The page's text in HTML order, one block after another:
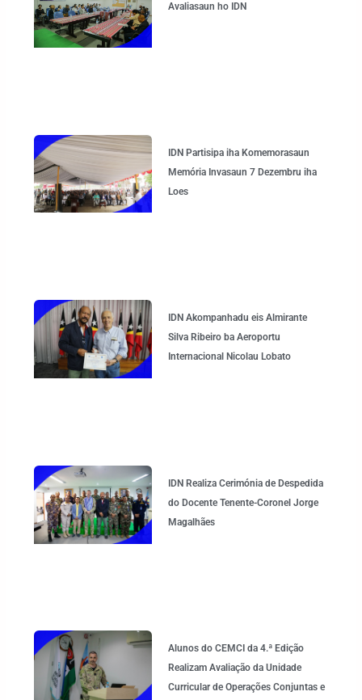
Avaliasaun ho IDN
IDN Partisipa iha Komemorasaun
Memória Invasaun 7 Dezembru iha
Loes
IDN Akompanhadu eis Almirante
Silva Ribeiro ba Aeroportu
Internacional Nicolau Lobato
IDN Realiza Cerimónia de Despedida
do Docente Tenente-Coronel Jorge
Magalhães
Alunos do CEMCI da 4.ª Edição
Realizam Avaliação da Unidade
Curricular de Operações Conjuntas e